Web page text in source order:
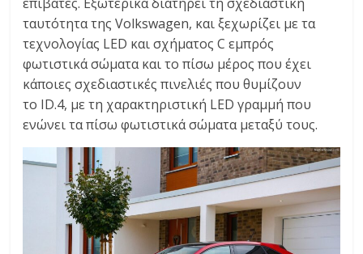
ταυτότητα της Volkswagen, και ξεχωρίζει με τα
τεχνολογίας LED και σχήματος C εμπρός
φωτιστικά σώματα και το πίσω μέρος που έχει
κάποιες σχεδιαστικές πινελιές που θυμίζουν
το ID.4, με τη χαρακτηριστική LED γραμμή που
ενώνει τα πίσω φωτιστικά σώματα μεταξύ τους.